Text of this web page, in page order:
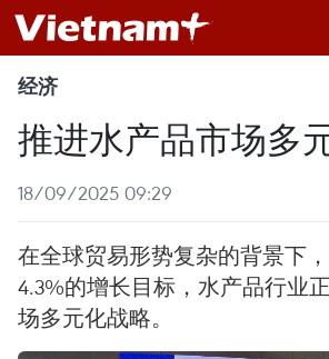
经济
推进水产品市场多
18/09/2025 09:29
在全球贸易形势复杂的背景下
4.3%的增长目标，水产品行业
场多元化战略。